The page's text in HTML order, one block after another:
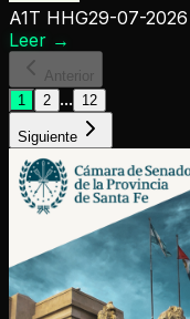
A1T HHG29-07-2026
Leer →
Anterior
1
2 ... 12
Siguiente